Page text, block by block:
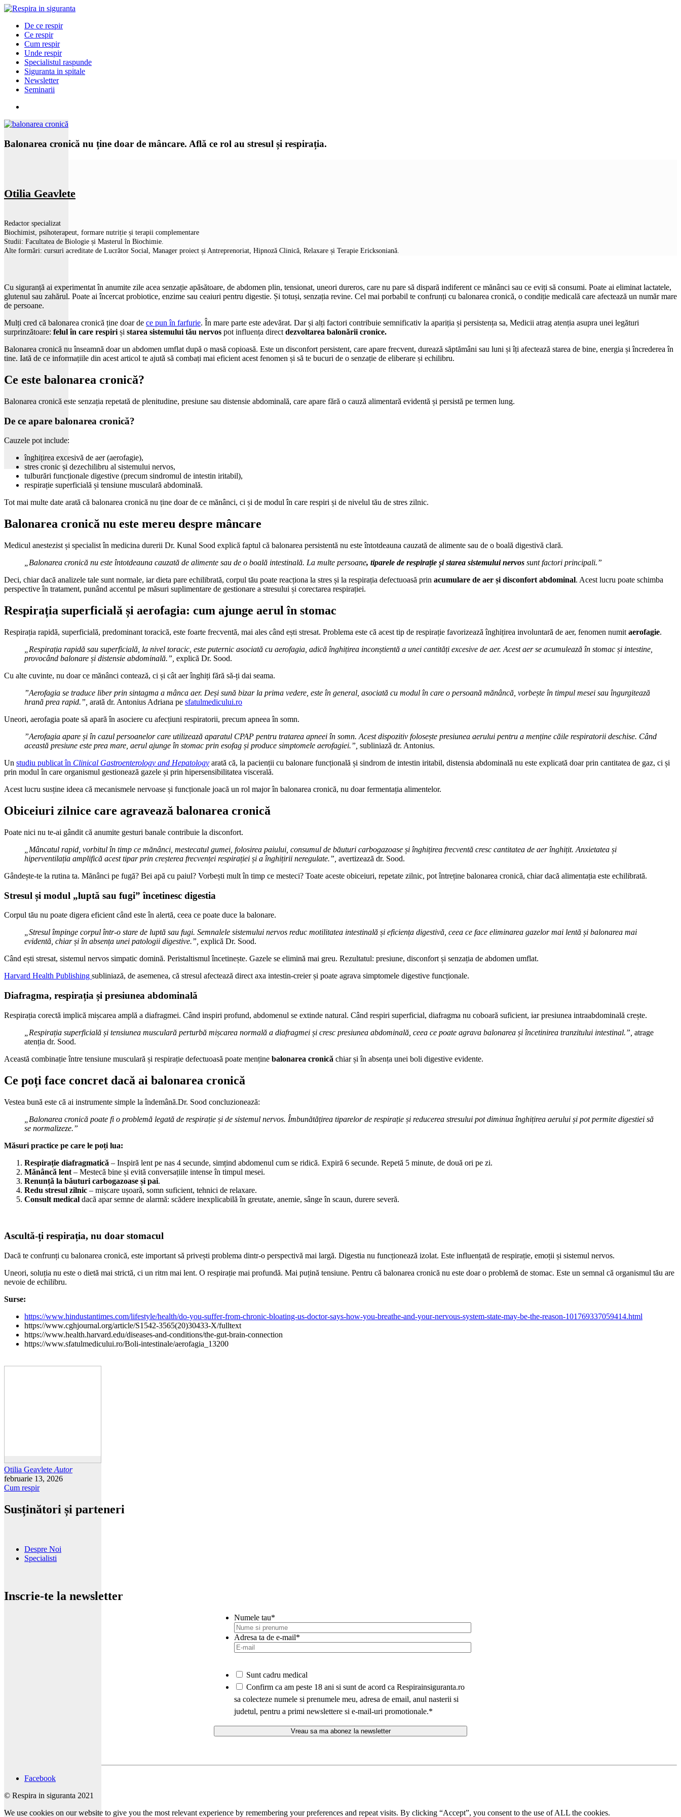
De ce respir
Ce respir
Cum respir
Unde respir
Specialistul raspunde
Siguranta in spitale
Newsletter
Seminarii
Balonarea cronică nu ține doar de mâncare. Află ce rol au stresul și respirația.
Otilia Geavlete
Redactor specializat
Biochimist, psihoterapeut, formare nutriție și terapii complementare
Studii: Facultatea de Biologie și Masterul în Biochimie.
Alte formări: cursuri acreditate de Lucrător Social, Manager proiect și Antreprenoriat, Hipnoză Clinică, Relaxare și Terapie Ericksoniană.
Cu siguranță ai experimentat în anumite zile acea senzație apăsătoare, de abdomen plin, tensionat, uneori dureros, care nu pare să dispară indiferent ce mănânci sau ce eviți să consumi. Poate ai eliminat lactatele,
glutenul sau zahărul. Poate ai încercat probiotice, enzime sau ceaiuri pentru digestie. Și totuși, senzația revine. Cel mai porbabil te confrunți cu balonarea cronică, o condiție medicală care afectează un număr mare
de persoane.
Mulți cred că balonarea cronică ține doar de ce pun în farfurie. În mare parte este adevărat. Dar și alți factori contribuie semnificativ la apariția și persistența sa, Medicii atrag atenția asupra unei legături
surprinzătoare: felul în care respiri și starea sistemului tău nervos pot influența direct dezvoltarea balonării cronice.
Balonarea cronică nu înseamnă doar un abdomen umflat după o masă copioasă. Este un disconfort persistent, care apare frecvent, durează săptămâni sau luni și îți afectează starea de bine, energia și încrederea în
tine. Iată de ce informațiile din acest articol te ajută să combați mai eficient acest fenomen și să te bucuri de o senzație de eliberare și echilibru.
Ce este balonarea cronică?
Balonarea cronică este senzația repetată de plenitudine, presiune sau distensie abdominală, care apare fără o cauză alimentară evidentă și persistă pe termen lung.
De ce apare balonarea cronică?
Cauzele pot include:
înghițirea excesivă de aer (aerofagie),
stres cronic și dezechilibru al sistemului nervos,
tulburări funcționale digestive (precum sindromul de intestin iritabil),
respirație superficială și tensiune musculară abdominală.
Tot mai multe date arată că balonarea cronică nu ține doar de ce mănânci, ci și de modul în care respiri și de nivelul tău de stres zilnic.
Balonarea cronică nu este mereu despre mâncare
Medicul anestezist și specialist în medicina durerii Dr. Kunal Sood explică faptul că balonarea persistentă nu este întotdeauna cauzată de alimente sau de o boală digestivă clară.
„Balonarea cronică nu este întotdeauna cauzată de alimente sau de o boală intestinală. La multe persoane, tiparele de respirație și starea sistemului nervos sunt factori principali.”
Deci, chiar dacă analizele tale sunt normale, iar dieta pare echilibrată, corpul tău poate reacționa la stres și la respirația defectuoasă prin acumulare de aer și disconfort abdominal. Acest lucru poate schimba
perspective în tratament, punând accentul pe măsuri suplimentare de gestionare a stresului și corectarea respirației.
Respirația superficială și aerofagia: cum ajunge aerul în stomac
Respirația rapidă, superficială, predominant toracică, este foarte frecventă, mai ales când ești stresat. Problema este că acest tip de respirație favorizează înghițirea involuntară de aer, fenomen numit aerofagie.
„Respirația rapidă sau superficială, la nivel toracic, este puternic asociată cu aerofagia, adică înghițirea inconștientă a unei cantități excesive de aer. Acest aer se acumulează în stomac și intestine,
provocând balonare și distensie abdominală.”, explică Dr. Sood.
Cu alte cuvinte, nu doar ce mănânci contează, ci și cât aer înghiți fără să-ți dai seama.
”Aerofagia se traduce liber prin sintagma a mânca aer. Deși sună bizar la prima vedere, este în general, asociată cu modul în care o persoană mănâncă, vorbește în timpul mesei sau îngurgitează
hrană prea rapid.”, arată dr. Antonius Adriana pe sfatulmedicului.ro
Uneori, aerofagia poate să apară în asociere cu afecțiuni respiratorii, precum apneea în somn.
”Aerofagia apare și în cazul persoanelor care utilizează aparatul CPAP pentru tratarea apneei în somn. Acest dispozitiv folosește presiunea aerului pentru a menține căile respiratorii deschise. Când
această presiune este prea mare, aerul ajunge în stomac prin esofag și produce simptomele aerofagiei.”, subliniază dr. Antonius.
Un studiu publicat în Clinical Gastroenterology and Hepatology arată că, la pacienții cu balonare funcțională și sindrom de intestin iritabil, distensia abdominală nu este explicată doar prin cantitatea de gaz, ci și
prin modul în care organismul gestionează gazele și prin hipersensibilitatea viscerală.
Acest lucru susține ideea că mecanismele nervoase și funcționale joacă un rol major în balonarea cronică, nu doar fermentația alimentelor.
Obiceiuri zilnice care agravează balonarea cronică
Poate nici nu te-ai gândit că anumite gesturi banale contribuie la disconfort.
„Mâncatul rapid, vorbitul în timp ce mănânci, mestecatul gumei, folosirea paiului, consumul de băuturi carbogazoase și înghițirea frecventă cresc cantitatea de aer înghițit. Anxietatea și
hiperventilația amplifică acest tipar prin creșterea frecvenței respirației și a înghițirii neregulate.”, avertizează dr. Sood.
Gândește-te la rutina ta. Mănânci pe fugă? Bei apă cu paiul? Vorbești mult în timp ce mesteci? Toate aceste obiceiuri, repetate zilnic, pot întreține balonarea cronică, chiar dacă alimentația este echilibrată.
Stresul și modul „luptă sau fugi” încetinesc digestia
Corpul tău nu poate digera eficient când este în alertă, ceea ce poate duce la balonare.
„Stresul împinge corpul într-o stare de luptă sau fugi. Semnalele sistemului nervos reduc motilitatea intestinală și eficiența digestivă, ceea ce face eliminarea gazelor mai lentă și balonarea mai
evidentă, chiar și în absența unei patologii digestive.”, explică Dr. Sood.
Când ești stresat, sistemul nervos simpatic domină. Peristaltismul încetinește. Gazele se elimină mai greu. Rezultatul: presiune, disconfort și senzația de abdomen umflat.
Harvard Health Publishing subliniază, de asemenea, că stresul afectează direct axa intestin-creier și poate agrava simptomele digestive funcționale.
Diafragma, respirația și presiunea abdominală
Respirația corectă implică mișcarea amplă a diafragmei. Când inspiri profund, abdomenul se extinde natural. Când respiri superficial, diafragma nu coboară suficient, iar presiunea intraabdominală crește.
„Respirația superficială și tensiunea musculară perturbă mișcarea normală a diafragmei și cresc presiunea abdominală, ceea ce poate agrava balonarea și încetinirea tranzitului intestinal.”, atrage
atenția dr. Sood.
Această combinație între tensiune musculară și respirație defectuoasă poate menține balonarea cronică chiar și în absența unei boli digestive evidente.
Ce poți face concret dacă ai balonarea cronică
Vestea bună este că ai instrumente simple la îndemână.Dr. Sood concluzionează:
„Balonarea cronică poate fi o problemă legată de respirație și de sistemul nervos. Îmbunătățirea tiparelor de respirație și reducerea stresului pot diminua înghițirea aerului și pot permite digestiei să
se normalizeze.”
Măsuri practice pe care le poți lua:
Respirație diafragmatică – Inspiră lent pe nas 4 secunde, simțind abdomenul cum se ridică. Expiră 6 secunde. Repetă 5 minute, de două ori pe zi.
Mănâncă lent – Mestecă bine și evită conversațiile intense în timpul mesei.
Renunță la băuturi carbogazoase și pai.
Redu stresul zilnic – mișcare ușoară, somn suficient, tehnici de relaxare.
Consult medical dacă apar semne de alarmă: scădere inexplicabilă în greutate, anemie, sânge în scaun, durere severă.
Ascultă-ți respirația, nu doar stomacul
Dacă te confrunți cu balonarea cronică, este important să privești problema dintr-o perspectivă mai largă. Digestia nu funcționează izolat. Este influențată de respirație, emoții și sistemul nervos.
Uneori, soluția nu este o dietă mai strictă, ci un ritm mai lent. O respirație mai profundă. Mai puțină tensiune. Pentru că balonarea cronică nu este doar o problemă de stomac. Este un semnal că organismul tău are
nevoie de echilibru.
Surse:
https://www.hindustantimes.com/lifestyle/health/do-you-suffer-from-chronic-bloating-us-doctor-says-how-you-breathe-and-your-nervous-system-state-may-be-the-reason-101769337059414.html
https://www.cghjournal.org/article/S1542-3565(20)30433-X/fulltext
https://www.health.harvard.edu/diseases-and-conditions/the-gut-brain-connection
https://www.sfatulmedicului.ro/Boli-intestinale/aerofagia_13200
Otilia Geavlete Autor
februarie 13, 2026
Cum respir
Susținători și parteneri
Despre Noi
Specialisti
Inscrie-te la newsletter
Numele tau*
Adresa ta de e-mail*
Sunt cadru medical
*
Confirm ca am peste 18 ani si sunt de acord ca Respirainsiguranta.ro
sa colecteze numele si prenumele meu, adresa de email, anul nasterii si
judetul, pentru a primi newslettere si e-mail-uri promotionale.*
Facebook
© Respira in siguranta 2021
We use cookies on our website to give you the most relevant experience by remembering your preferences and repeat visits. By clicking “Accept”, you consent to the use of ALL the cookies.